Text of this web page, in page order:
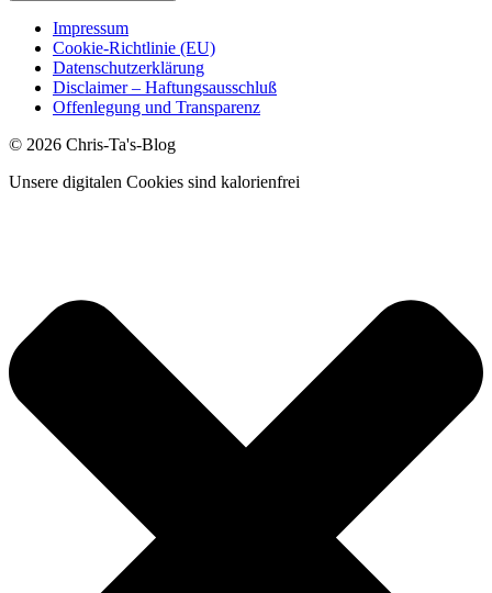
Impressum
Cookie-Richtlinie (EU)
Datenschutzerklärung
Disclaimer – Haftungsausschluß
Offenlegung und Transparenz
© 2026 Chris-Ta's-Blog
Unsere digitalen Cookies sind kalorienfrei